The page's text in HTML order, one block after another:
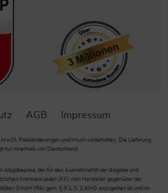
AGB Impressum
Preisänderungen und Irrtum vorbehalten. Die Lieferung
nur innerhalb von Deutschland.
Abgabepreis, der für den Ausnahmefall der Abgabe und
Krankenkassen (KK) vom Hersteller gegenüber der
GmbH (IFA) gem. § III 1, S. 2 AMG anzugeben ist und im